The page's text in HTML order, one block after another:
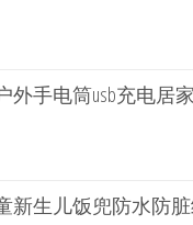
外手电筒usb充电居
新生儿饭兜防水防